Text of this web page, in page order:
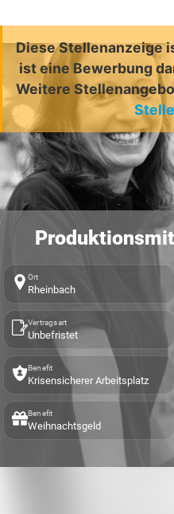
Diese Stellenanzeige
ist eine Bewerbung
Weitere
Ort
Rheinbach
Vertragsart
Unbefristet
Benefit
Krisensicherer Arbeitsplatz
Benefit
Weihnachtsgeld